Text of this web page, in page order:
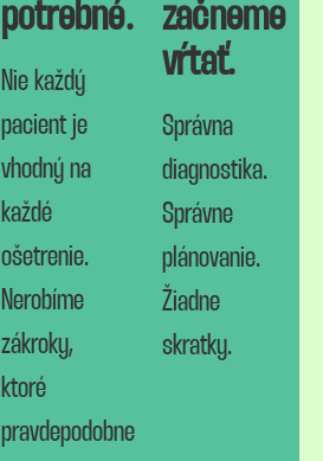
potrebné.
Nie každý
pacient je
vhodný na
každé
ošetrenie.
Nerobíme
zákroky,
ktoré
pravdepodobne
začneme
vŕtať.
Správna
diagnostika.
Správne
plánovanie.
Žiadne
skratky.